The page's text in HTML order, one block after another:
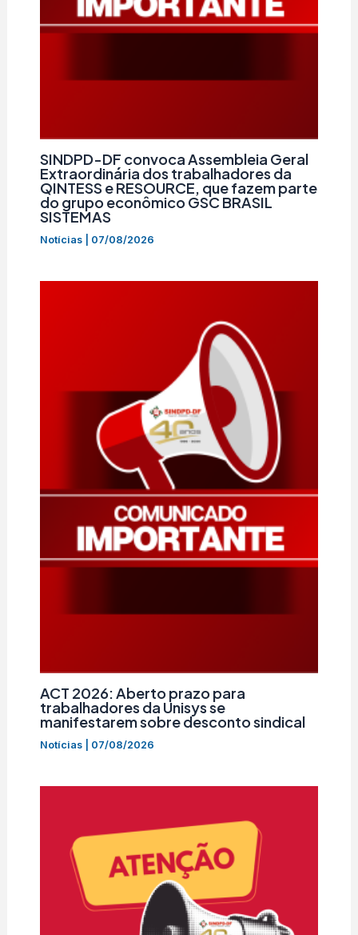
SINDPD-DF convoca Assembleia Geral
Extraordinária dos trabalhadores da
QINTESS e RESOURCE, que fazem parte
do grupo econômico GSC BRASIL
SISTEMAS
Notícias| 07/08/2026
ACT 2026: Aberto prazo para
trabalhadores da Unisys se
manifestarem sobre desconto sindical
Notícias| 07/08/2026